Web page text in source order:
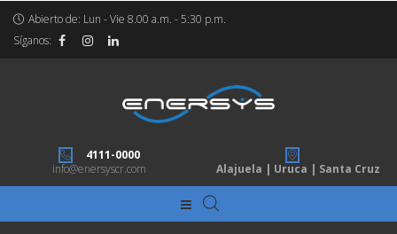
Abierto de: Lun - Vie 8.00 a.m. - 5:30 p.m.
Síganos:
4111-0000
info@enersyscr.com
Alajuela | Uruca | Santa Cruz